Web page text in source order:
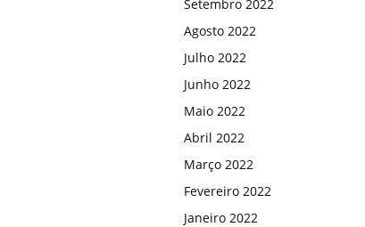
Setembro 2022
Agosto 2022
Julho 2022
Junho 2022
Maio 2022
Abril 2022
Março 2022
Fevereiro 2022
Janeiro 2022